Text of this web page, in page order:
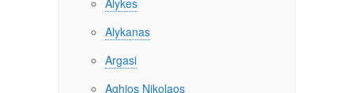
Alykes
Alykanas
Argasi
Aghios Nikolaos